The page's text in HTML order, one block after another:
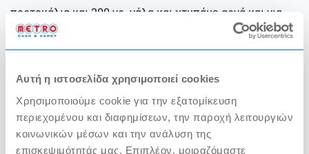
Αυτή η ιστοσελίδα χρησιμοποιεί cookies
Χρησιμοποιούμε cookie για την εξατομίκευση
περιεχομένου και διαφημίσεων, την παροχή λειτουργιών
κοινωνικών μέσων και την ανάλυση της
επισκεψιμότητάς μας. Επιπλέον, μοιραζόμαστε
πορτοκάλια και 200 γρ. γάλα και χτυπάμε αργά και για
λίγο, ώστε να διατηρηθεί μια καλή υφή.
3. Υγιεινό smoothie με κακάο, βούτυρο αμυγδάλου και
μπανάνα
(για1 μεγάλημερίδα)